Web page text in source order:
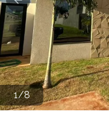
1/8